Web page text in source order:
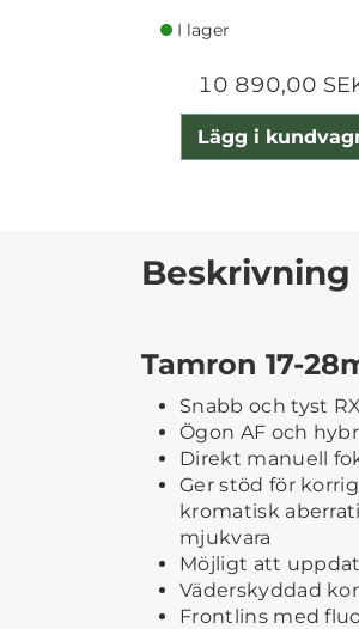
I lager
10 890,00
Lägg i
Beskrivning
Tamron 17-
Snabb och tyst
Ögon AF och
Direkt manuell
Ger stöd för
kromatisk
mjukvara
Möjligt att
Väderskyddad
Frontlins med